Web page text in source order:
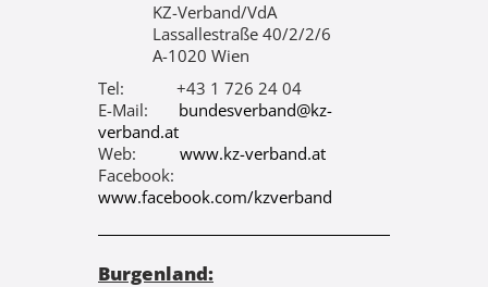
KZ-Verband/VdA
Lassallestraße 40/2/2/6
A-1020 Wien
Tel: +43 1 726 24 04
E-Mail: bundesverband@kz-
verband.at
Web: www.kz-verband.at
Facebook:
www.facebook.com/kzverband
Burgenland: